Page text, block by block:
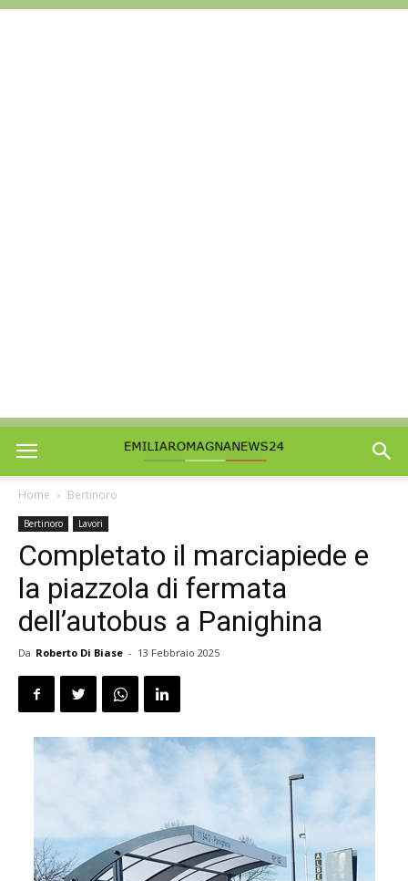
Home Bertinoro
Bertinoro Lavori
Completato il marciapiede e
la piazzola di fermata
dell’autobus a Panighina
Da Roberto Di Biase - 13 Febbraio 2025